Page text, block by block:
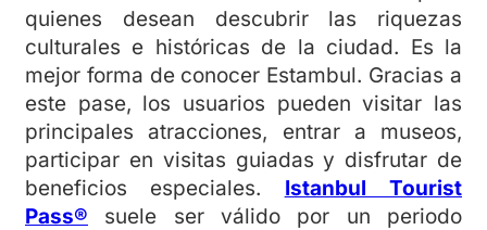
quienes desean descubrir las riquezas
culturales e históricas de la ciudad. Es la
mejor forma de conocer Estambul. Gracias a
este pase, los usuarios pueden visitar las
principales atracciones, entrar a museos,
participar en visitas guiadas y disfrutar de
beneficios especiales. Istanbul Tourist
Pass® suele ser válido por un periodo